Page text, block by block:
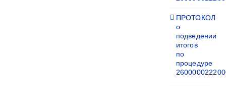
ПРОТОКОЛ
о
подведении
итогов
по
процедуре